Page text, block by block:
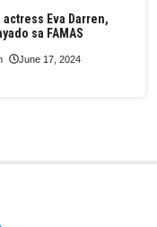
Eva Darren,
sa FAMAS
June 17, 2024